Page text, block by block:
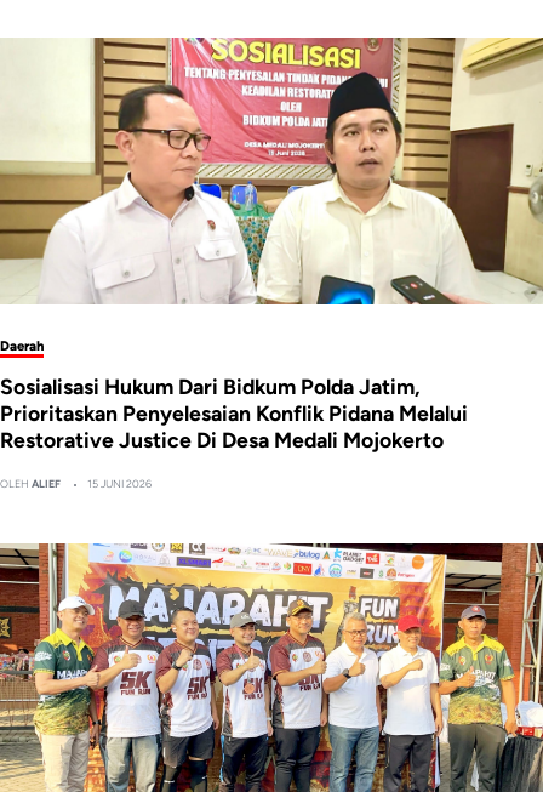
Daerah
Sosialisasi Hukum Dari Bidkum Polda Jatim,
Prioritaskan Penyelesaian Konflik Pidana Melalui
Restorative Justice Di Desa Medali Mojokerto
OLEHALIEF 15 JUNI 2026